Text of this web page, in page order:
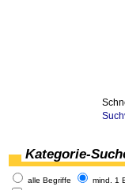
Kategorie-
alle Begriffe
mind. 1